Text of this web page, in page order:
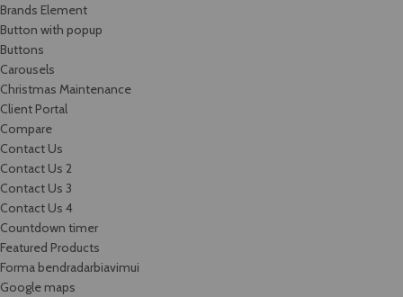
Brands Element
Button with popup
Buttons
Carousels
Christmas Maintenance
Client Portal
Compare
Contact Us
Contact Us 2
Contact Us 3
Contact Us 4
Countdown timer
Featured Products
Forma bendradarbiavimui
Google maps